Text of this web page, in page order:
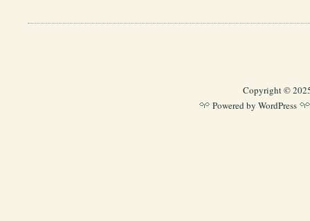
Copyright ©
Powered by WordPress